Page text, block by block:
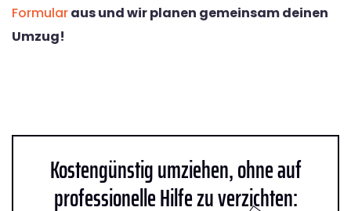
Formularaus und wir planen gemeinsam deinen
Umzug!
Kostengünstig umziehen, ohne auf
professionelle Hilfe zu verzichten: